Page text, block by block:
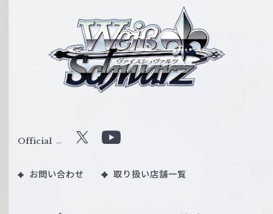
ス
ル
W
Official X
u
お問い合わせ 取り扱い店舗一覧